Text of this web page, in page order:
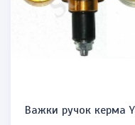
Важки ручок керма